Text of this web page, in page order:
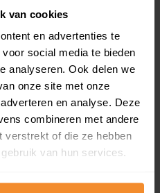
van cookies
en advertenties te
social media te bieden
analyseren. Ook delen we
onze site met onze
en analyse. Deze
combineren met andere
verstrekt of die ze hebben
van hun services.